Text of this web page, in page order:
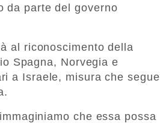
da parte del governo
al riconoscimento della
Spagna, Norvegia e
a Israele, misura che segue
che essa possa